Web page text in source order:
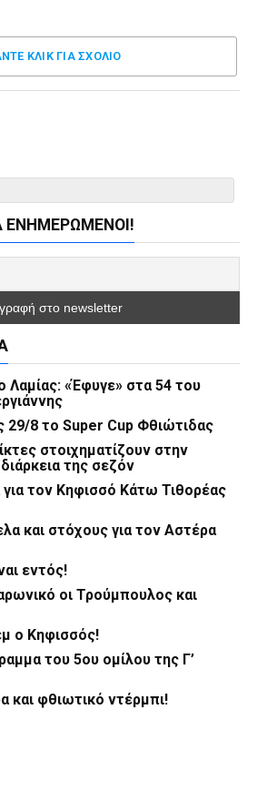
ΚΛΊΚ ΓΙΑ ΣΧΌΛΙΟ
ΕΝΗΜΕΡΏΜΕΝΟΙ!
«Έφυγε» στα 54 του
29/8 το Super Cup Φθιώτιδας
στοιχηματίζουν στην
της σεζόν
τον Κηφισσό Κάτω Τιθορέας
και στόχους για τον Αστέρα
εντός!
οι Τρούμπουλος και
ο Κηφισσός!
του 5ου ομίλου της Γ’
και φθιωτικό ντέρμπι!